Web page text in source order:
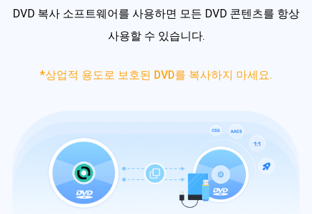
DVD 복사 소프트웨어를 사용하면 모든 DVD 콘텐츠를 항상
사용할 수 있습니다.
*상업적 용도로 보호된 DVD를 복사하지 마세요.